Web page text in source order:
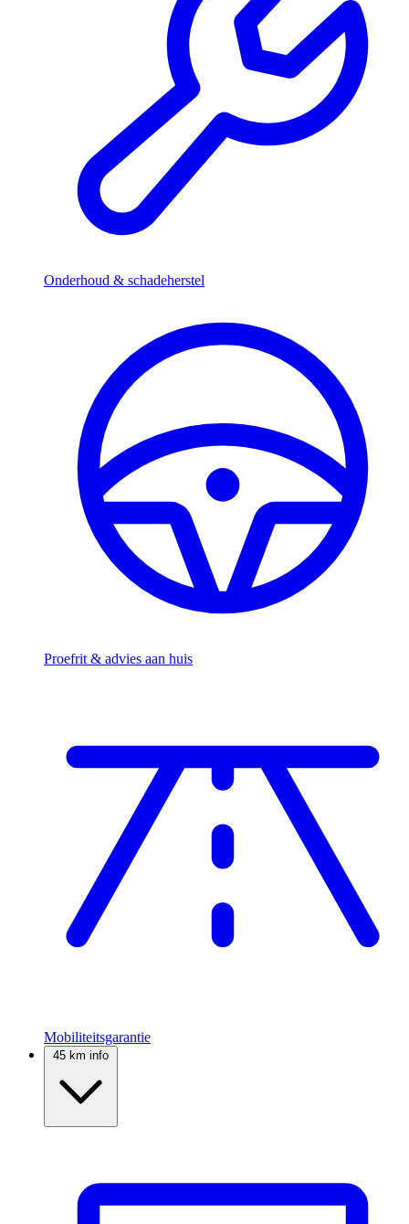
Onderhoud & schadeherstel
Proefrit & advies aan huis
Mobiliteitsgarantie
45 km info